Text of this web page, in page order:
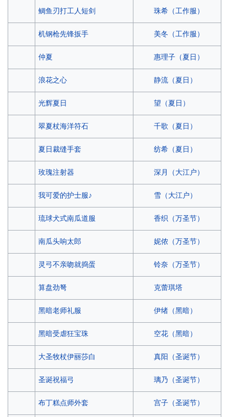
鲷鱼刃打工人短剑 珠希（工作服）
机钢枪先锋扳手 美冬（工作服）
仲夏 惠理子（夏日）
浪花之心 静流（夏日）
光辉夏日 望（夏日）
翠夏杖海洋符石 千歌（夏日）
夏日裁缝手套 纺希（夏日）
玫瑰注射器 深月（大江户）
我可爱的护士服♪ 雪（大江户）
琉球犬式南瓜道服 香织（万圣节）
南瓜头响太郎 妮侬（万圣节）
灵弓不亲吻就捣蛋 铃奈（万圣节）
算盘劲弩 克蕾琪塔
黑暗老师礼服 伊绪（黑暗）
黑暗受虐狂宝珠 空花（黑暗）
大圣牧杖伊丽莎白 真阳（圣诞节）
圣诞祝福弓 璃乃（圣诞节）
布丁糕点师外套 宫子（圣诞节）